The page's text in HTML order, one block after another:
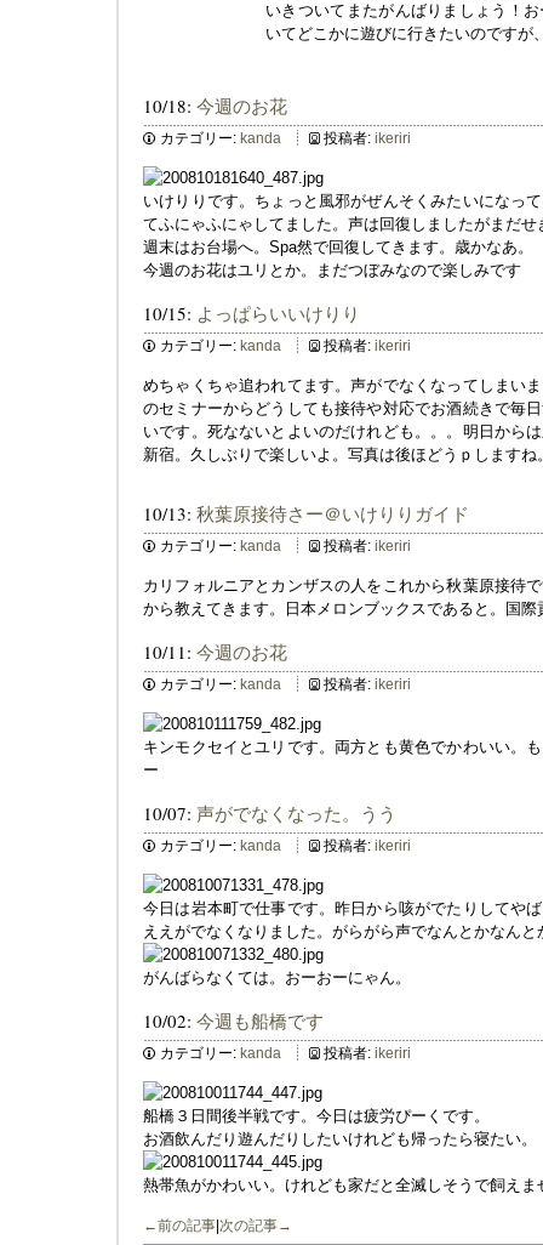
いきついてまたがんばりましょう！
いてどこかに遊びに行きたいのですが
10/18: 今週のお花
カテゴリー: kanda 投稿者: ikeriri
いけりりです。ちょっと風邪がぜんそくみたいになっ
てふにゃふにゃしてました。声は回復しましたがまだせ
週末はお台場へ。Spa然で回復してきます。歳かなあ。
今週のお花はユリとか。まだつぼみなので楽しみです
10/15: よっぱらいいけりり
カテゴリー: kanda 投稿者: ikeriri
めちゃくちゃ追われてます。声がでなくなってしまい
のセミナーからどうしても接待や対応でお酒続きで毎
いです。死なないとよいのだけれども。。。明日から
新宿。久しぶりで楽しいよ。写真は後ほどうｐしますね
10/13: 秋葉原接待さー＠いけりりガイド
カテゴリー: kanda 投稿者: ikeriri
カリフォルニアとカンザスの人をこれから秋葉原接待
から教えてきます。日本メロンブックスであると。国際
10/11: 今週のお花
カテゴリー: kanda 投稿者: ikeriri
キンモクセイとユリです。両方とも黄色でかわいい。
ー
10/07: 声がでなくなった。うう
カテゴリー: kanda 投稿者: ikeriri
今日は岩本町で仕事です。昨日から咳がでたりしてや
ええがでなくなりました。がらがら声でなんとかなん
がんばらなくては。おーおーにゃん。
10/02: 今週も船橋です
カテゴリー: kanda 投稿者: ikeriri
船橋３日間後半戦です。今日は疲労ぴーくです。
お酒飲んだり遊んだりしたいけれども帰ったら寝たい。
熱帯魚がかわいい。けれども家だと全滅しそうで飼えま
←前の記事 次の記事→